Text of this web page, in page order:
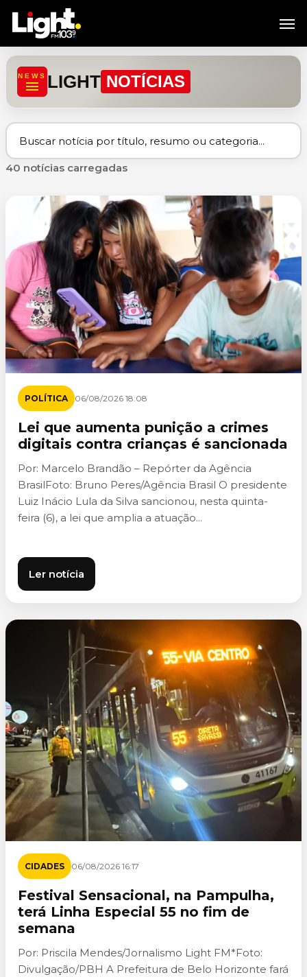
content
NEWS LIGHT NOTÍCIAS
40 notícias carregadas
POLÍTICA 06/08/2026 18:08
Lei que aumenta punição a crimes
digitais contra crianças é sancionada
Por: Marcelo Brandão – Repórter da Agência
BrasilFoto: Bruno Peres/Agência Brasil O presidente
Luiz Inácio Lula da Silva sancionou, nesta quinta-
feira (6), a lei que amplia a atuação...
Ler notícia
CIDADES 06/08/2026 16:17
Festival Sensacional, na Pampulha,
terá Linha Especial 55 no fim de
semana
Por: Priscila Mendes/Jornalismo Light FM*Foto:
Divulgação/PBH A Prefeitura de Belo Horizonte fará